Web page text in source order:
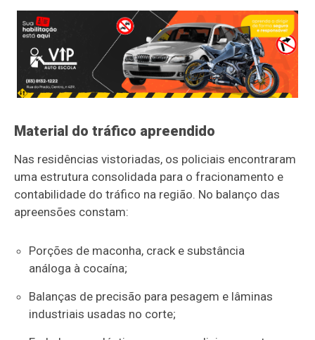
Material do tráfico apreendido
Nas residências vistoriadas, os policiais encontraram
uma estrutura consolidada para o fracionamento e
contabilidade do tráfico na região. No balanço das
apreensões constam:
Porções de maconha, crack e substância
análoga à cocaína;
Balanças de precisão para pesagem e lâminas
industriais usadas no corte;